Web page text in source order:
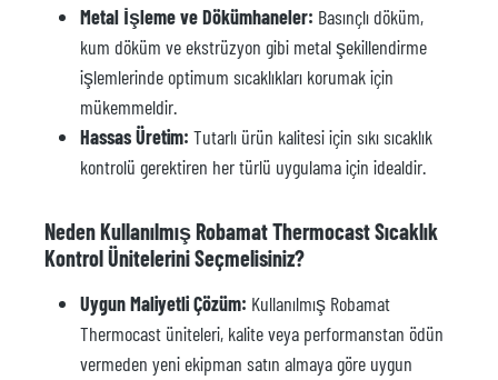
Metal İşleme ve Dökümhaneler: Basınçlı döküm,
kum döküm ve ekstrüzyon gibi metal şekillendirme
işlemlerinde optimum sıcaklıkları korumak için
mükemmeldir.
Hassas Üretim: Tutarlı ürün kalitesi için sıkı sıcaklık
kontrolü gerektiren her türlü uygulama için idealdir.
Neden Kullanılmış Robamat Thermocast Sıcaklık
Kontrol Ünitelerini Seçmelisiniz?
Uygun Maliyetli Çözüm: Kullanılmış Robamat
Thermocast üniteleri, kalite veya performanstan ödün
vermeden yeni ekipman satın almaya göre uygun